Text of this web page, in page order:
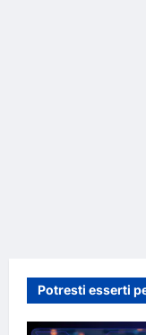
Potresti esserti